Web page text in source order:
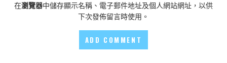
在瀏覽器中儲存顯示名稱、電子郵件地址及個人網站網址，以供
下次發佈留言時使用。